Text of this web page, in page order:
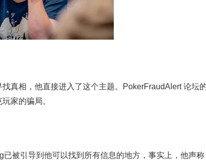
真相，他直接进入了这个主题。PokerFraudAlert 论坛
家的骗局。
被引导到他可以找到所有信息的地方，事实上，他声称